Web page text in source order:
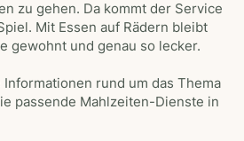
zu gehen. Da kommt der Service
Mit Essen auf Rädern bleibt
gewohnt und genau so lecker.
rund um das Thema
passende Mahlzeiten-Dienste in